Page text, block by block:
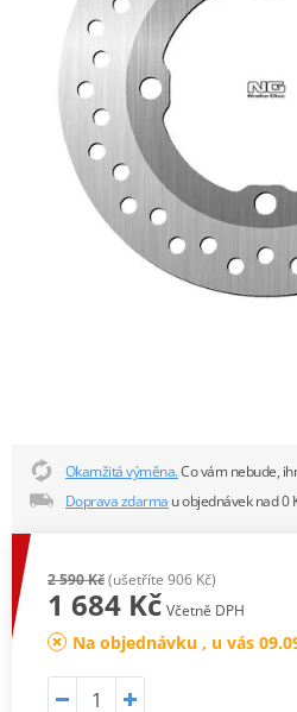
Okamžitá výměna.Co vám nebude,
Doprava zdarma u objednávek nad 0
2 590 Kč(ušetříte 906 Kč)
1 684 Kč Včetně DPH
Na objednávku , u vás